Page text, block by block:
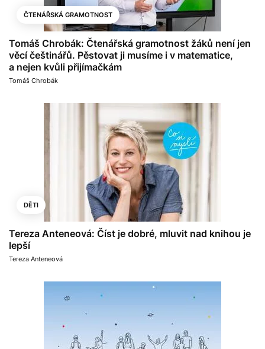
ČTENÁŘSKÁ GRAMOTNOST
Tomáš Chrobák: Čtenářská gramotnost žáků není jen
věcí češtinářů. Pěstovat ji musíme i v matematice,
a nejen kvůli přijímačkám
Tomáš Chrobák
DĚTI
Tereza Anteneová: Číst je dobré, mluvit nad knihou je
lepší
Tereza Anteneová